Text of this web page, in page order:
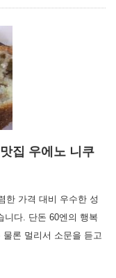
집 우에노 니쿠
한 가격 대비 우수한 성
니다. 단돈 60엔의 행복
론 멀리서 소문을 듣고